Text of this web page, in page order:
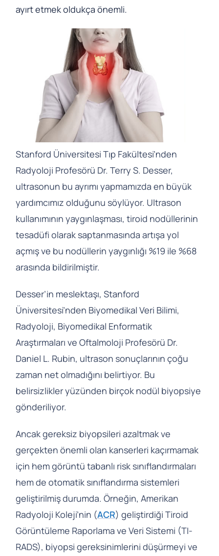
ayırt etmek oldukça önemli.
Stanford Üniversitesi Tıp Fakültesi’nden
Radyoloji Profesörü Dr. Terry S. Desser,
ultrasonun bu ayrımı yapmamızda en büyük
yardımcımız olduğunu söylüyor. Ultrason
kullanımının yaygınlaşması, tiroid nodüllerinin
tesadüfi olarak saptanmasında artışa yol
açmış ve bu nodüllerin yaygınlığı %19 ile %68
arasında bildirilmiştir.
Desser’in meslektaşı, Stanford
Üniversitesi’nden Biyomedikal Veri Bilimi,
Radyoloji, Biyomedikal Enformatik
Araştırmaları ve Oftalmoloji Profesörü Dr.
Daniel L. Rubin, ultrason sonuçlarının çoğu
zaman net olmadığını belirtiyor. Bu
belirsizlikler yüzünden birçok nodül biyopsiye
gönderiliyor.
Ancak gereksiz biyopsileri azaltmak ve
gerçekten önemli olan kanserleri kaçırmamak
için hem görüntü tabanlı risk sınıflandırmaları
hem de otomatik sınıflandırma sistemleri
geliştirilmiş durumda. Örneğin, Amerikan
Radyoloji Koleji’nin (ACR) geliştirdiği Tiroid
Görüntüleme Raporlama ve Veri Sistemi (TI-
RADS), biyopsi gereksinimlerini düşürmeyi ve